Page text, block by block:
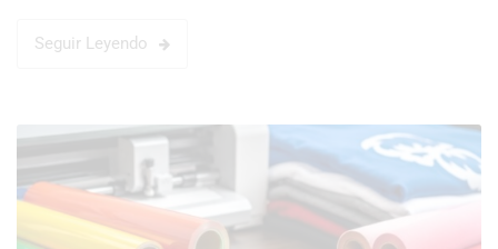
Seguir Leyendo